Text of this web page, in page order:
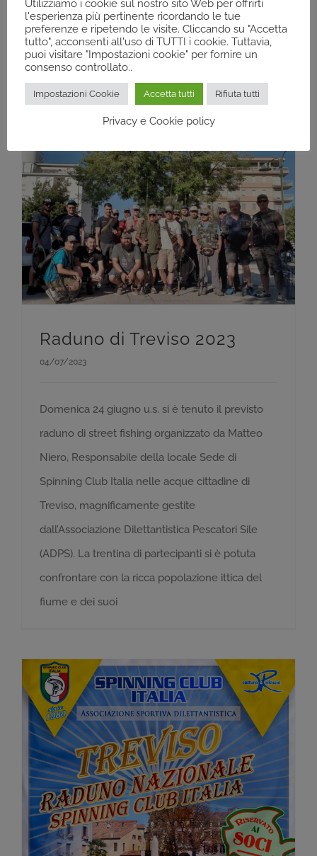
organizzato in collaborazione con Fipsas Padova
e gli amici di Elementi Negativi
CarpTeam.L’evento ha riunito appassionati e
famiglie per scoprire e praticare diverse
Raduno di Treviso 2023
04/07/2023
Domenica 24 giugno u.s. si è tenuto il previsto
raduno di street fishing organizzato da Matteo
Niero, Responsabile della locale Sede di
Spinning Club Italia nelle acque cittadine di
Treviso, magnificamente gestite
dall’Associazione Dilettantistica Pescatori Sile
(ADPS). La trentina di partecipanti si è potuta
confrontare con la ricca popolazione ittica del
fiume e dei suoi
Utilizziamo i cookie sul nostro sito Web per offrirti
l'esperienza più pertinente ricordando le tue
preferenze e ripetendo le visite. Cliccando su "Accetta
tutto", acconsenti all'uso di TUTTI i cookie. Tuttavia,
puoi visitare "Impostazioni cookie" per fornire un
consenso controllato..
Impostazioni Cookie Accetta tutti Rifiuta tutti
Privacy e Cookie policy